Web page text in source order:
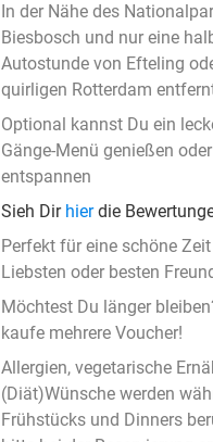
In der Nähe des
Biesbosch und nur eine
Autostunde von Efteling
quirligen Rotterdam
Optional kannst Du ein
Gänge-Menü genießen
entspannen
Sieh Dir hierdie
Perfekt für eine schöne
Liebsten oder besten
Möchtest Du länger
kaufe mehrere Voucher!
Allergien, vegetarische
(Diät)Wünsche werden
Frühstücks und Dinners